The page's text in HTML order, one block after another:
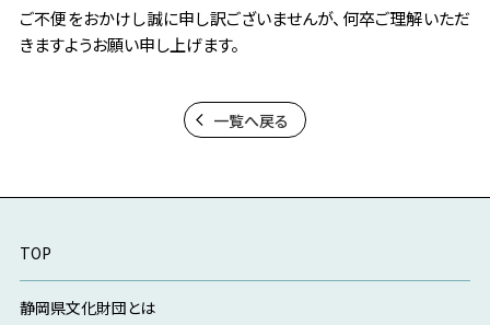
ご不便をおかけし誠に申し訳ございませんが、何卒ご理解いただ
きますようお願い申し上げます。
一覧へ戻る
TOP
静岡県文化財団とは